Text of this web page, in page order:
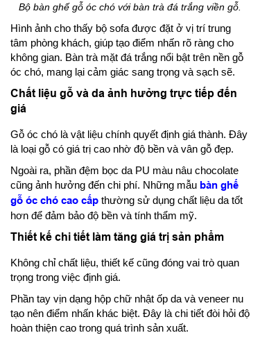
Bộ bàn ghế gỗ óc chó với bàn trà đá trắng viền gỗ.
Hình ảnh cho thấy bộ sofa được đặt ở vị trí trung
tâm phòng khách, giúp tạo điểm nhấn rõ ràng cho
không gian. Bàn trà mặt đá trắng nổi bật trên nền gỗ
óc chó, mang lại cảm giác sang trọng và sạch sẽ.
Chất liệu gỗ và da ảnh hưởng trực tiếp đến
giá
Gỗ óc chó là vật liệu chính quyết định giá thành. Đây
là loại gỗ có giá trị cao nhờ độ bền và vân gỗ đẹp.
Ngoài ra, phần đệm bọc da PU màu nâu chocolate
cũng ảnh hưởng đến chi phí. Những mẫu bàn ghế
gỗ óc chó cao cấp thường sử dụng chất liệu da tốt
hơn để đảm bảo độ bền và tính thẩm mỹ.
Thiết kế chi tiết làm tăng giá trị sản phẩm
Không chỉ chất liệu, thiết kế cũng đóng vai trò quan
trọng trong việc định giá.
Phần tay vịn dạng hộp chữ nhật ốp da và veneer nu
tạo nên điểm nhấn khác biệt. Đây là chi tiết đòi hỏi độ
hoàn thiện cao trong quá trình sản xuất.